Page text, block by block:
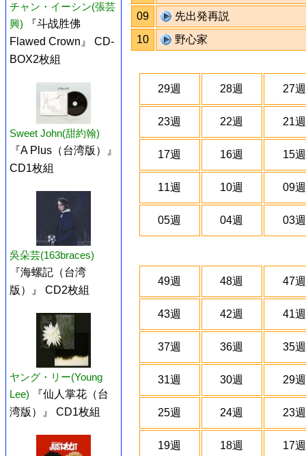
チャン・イーシン(張芸
興)
『斗战胜佛
Flawed Crown』 CD-
BOX2枚組
Sweet John(甜約翰)
『A Plus（台湾版）』
CD1枚組
吳朵芸(163braces)
『海螺記（台湾
版）』 CD2枚組
ヤング・リー(Young
Lee)
『仙人掌花（台
湾版）』 CD1枚組
09
先出発再説
10
野心家
29週 28週 27週
23週 22週 21週
17週 16週 15週
11週 10週 09週
05週 04週 03週
49週 48週 47週
43週 42週 41週
37週 36週 35週
31週 30週 29週
25週 24週 23週
19週 18週 17週